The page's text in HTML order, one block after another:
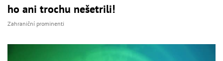
ho ani trochu nešetrili!
Zahraniční prominenti